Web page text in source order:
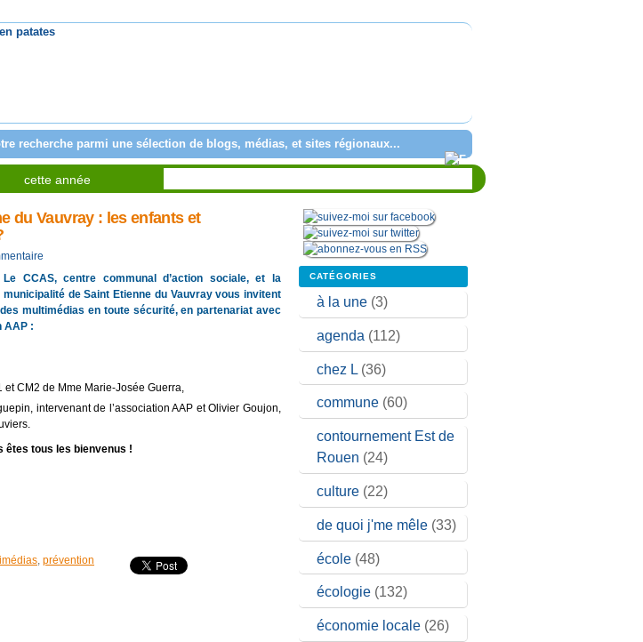
recherche parmi une sélection de blogs, médias, et sites régionaux...
cette année
du Vauvray : les enfants et
Le CCAS, centre communal d’action sociale, et la
municipalité de Saint Etienne du Vauvray vous invitent
multimédias en toute sécurité, en partenariat avec
AAP :
CM2 de Mme Marie-Josée Guerra,
intervenant de l’association AAP et Olivier Goujon,
êtes tous les bienvenus !
, prévention
CATÉGORIES
à la une (3)
agenda (112)
chez L (36)
commune (60)
contournement Est de
Rouen (24)
culture (22)
de quoi j'me mêle (33)
école (48)
écologie (132)
économie locale (26)